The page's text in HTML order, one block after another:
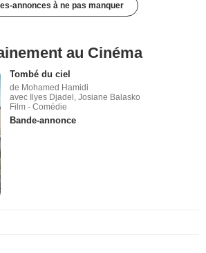
annonces à ne pas manquer
au Cinéma
Tombé du ciel
de Mohamed Hamidi
avec Ilyes Djadel, Josiane Balasko
Film - Comédie
Bande-annonce